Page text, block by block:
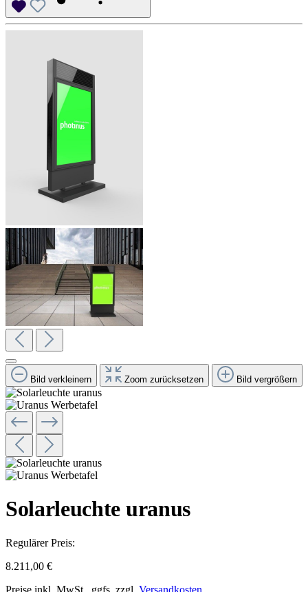
Bild verkleinern Zoom zurücksetzen Bild vergrößern
Solarleuchte uranus
Regulärer Preis:
8.211,00 €
Preise inkl. MwSt., ggfs. zzgl. Versandkosten